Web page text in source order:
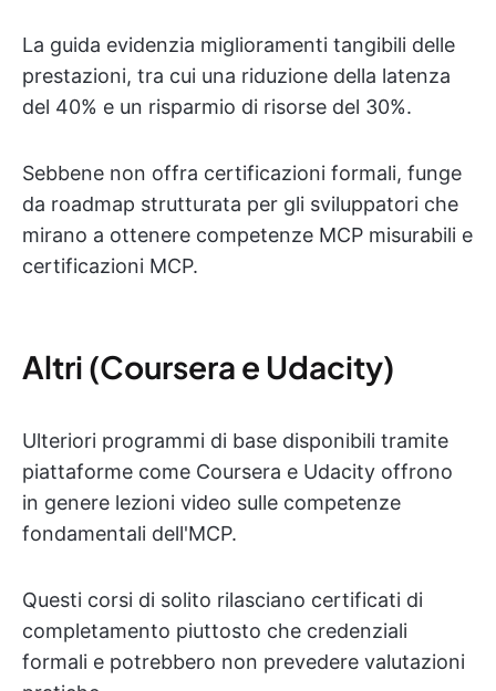
La guida evidenzia miglioramenti tangibili delle
prestazioni, tra cui una riduzione della latenza
del 40% e un risparmio di risorse del 30%.
Sebbene non offra certificazioni formali, funge
da roadmap strutturata per gli sviluppatori che
mirano a ottenere competenze MCP misurabili e
certificazioni MCP.
Altri (Coursera e Udacity)
Ulteriori programmi di base disponibili tramite
piattaforme come Coursera e Udacity offrono
in genere lezioni video sulle competenze
fondamentali dell'MCP.
Questi corsi di solito rilasciano certificati di
completamento piuttosto che credenziali
formali e potrebbero non prevedere valutazioni